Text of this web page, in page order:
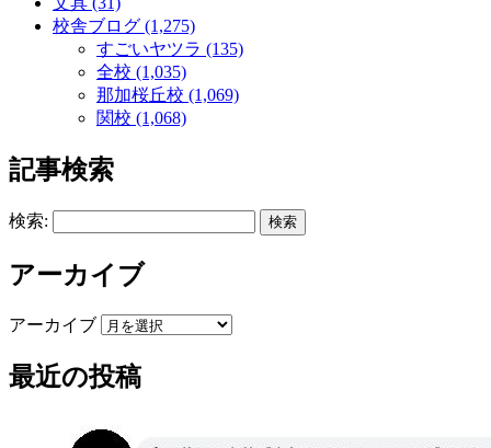
校舎ブログ (1,275)
すごいヤツラ (135)
全校 (1,035)
那加桜丘校 (1,069)
関校 (1,068)
記事検索
検索:
アーカイブ
アーカイブ
最近の投稿